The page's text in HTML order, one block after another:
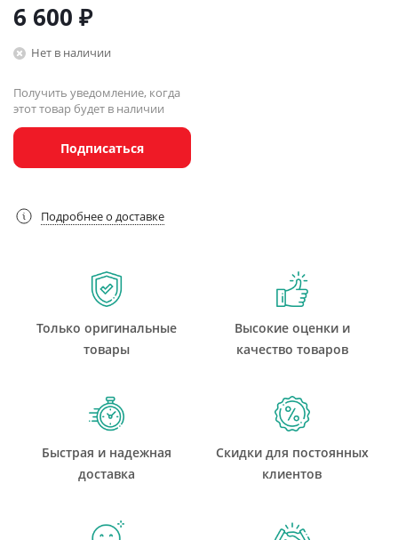
6 600 ₽
Нет в наличии
Получить уведомление, когда
этот товар будет в наличии
Подписаться
Подробнее о доставке
Только оригинальные
товары
Высокие оценки и
качество товаров
Быстрая и надежная
доставка
Скидки для постоянных
клиентов